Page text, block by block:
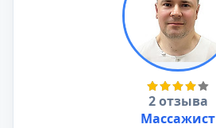
2 отзыва
Массажист